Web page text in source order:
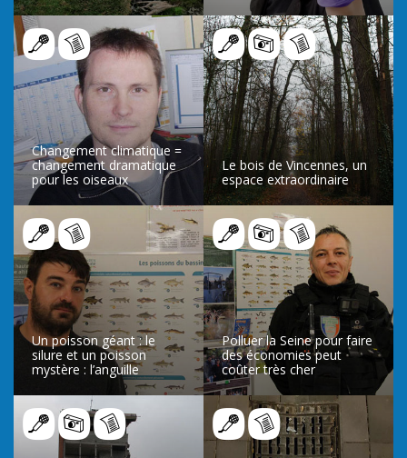
LIRE L’ARTICLE LIRE L’ARTICLE
Changement climatique =
changement dramatique
pour les oiseaux
LIRE L’ARTICLE
Le bois de Vincennes, un
espace extraordinaire
LIRE L’ARTICLE
Un poisson géant : le
silure et un poisson
mystère : l’anguille
LIRE L’ARTICLE
Polluer la Seine pour faire
des économies peut
coûter très cher
LIRE L’ARTICLE